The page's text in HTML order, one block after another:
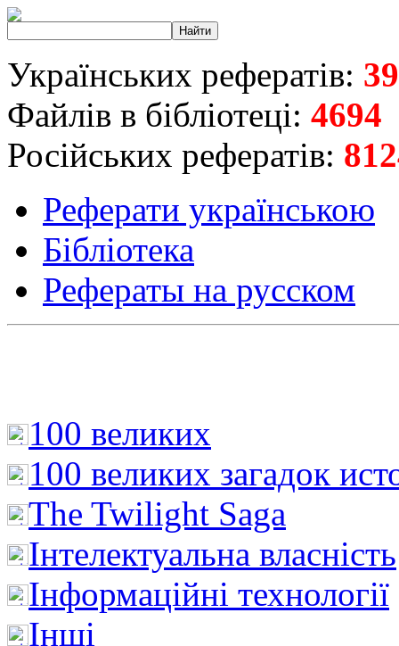
Українських рефератів:
Файлів в бібліотеці: 4694
Російських рефератів:
Реферати українською
Бібліотека
Рефераты на русском
100 великих
100 великих загадок
The Twilight Saga
Інтелектуальна влaсність
Інформаційні технології
Інші